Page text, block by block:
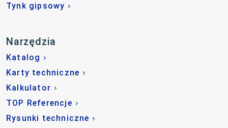
Tynk gipsowy
Narzędzia
Katalog
Karty techniczne
Kalkulator
TOP Referencje
Rysunki techniczne